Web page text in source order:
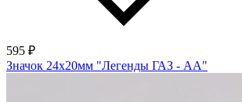
595 ₽
Значок 24х20мм "Легенды ГАЗ - АА"